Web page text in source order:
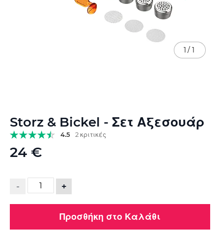
Storz & Bickel - Σετ Αξεσουάρ
4.5 2 κριτικές
24 €
- +
Προσθήκη στο Καλάθι
1 / 1
στην
αρχή
της
συλλογής